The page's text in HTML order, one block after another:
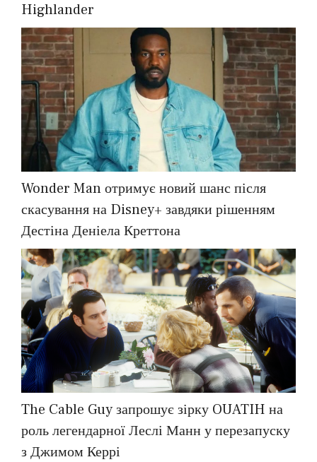
Highlander
Wonder Man отримує новий шанс після
скасування на Disney+ завдяки рішенням
Дестіна Деніела Креттона
The Cable Guy запрошує зірку OUATIH на
роль легендарної Леслі Манн у перезапуску
з Джимом Керрі